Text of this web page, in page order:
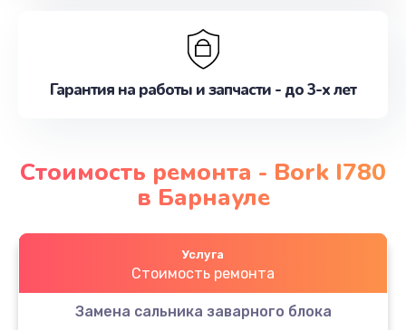
Гарантия на работы и запчасти - до 3-х лет
Стоимость ремонта - Bork I780
в Барнауле
Услуга
Стоимость ремонта
Замена сальника заварного блока